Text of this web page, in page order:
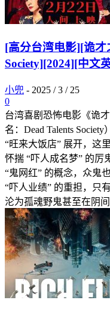
[高分台湾电影][诡才
Society][2024][中文
小兜 - 2025 / 3 / 25
0
台湾喜剧恐怖电影《诡
名：Dead Talents
“旺来大饭店” 展开，这
怀揣 “吓人成名梦” 的厉
“鬼网红” 的概念，众鬼
“吓人业绩” 的重担，只
沦为孤魂野鬼甚至在阴间